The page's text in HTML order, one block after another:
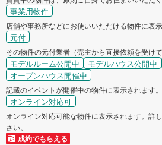
事業用物件
店舗や事務所などにお使いいただける物件に表示
元付
その物件の元付業者（売主から直接依頼を受け
モデルルーム公開中 モデルハウス公開中
オープンハウス開催中
記載のイベントが開催中の物件に表示されます。
オンライン対応可
オンライン対応可能な物件に表示されます。詳
さい。
成約でもらえる